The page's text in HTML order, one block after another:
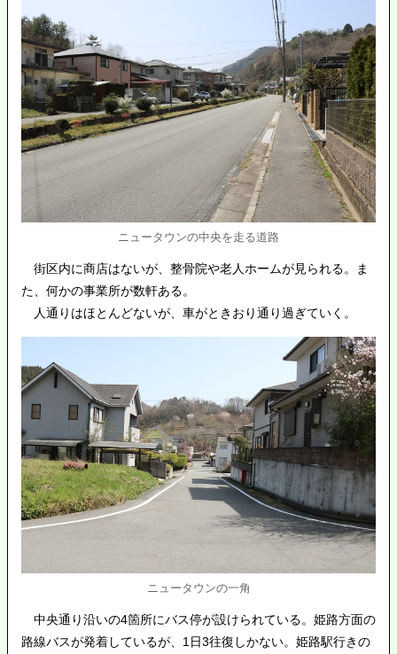
ニュータウンの中央を走る道路
街区内に商店はないが、整骨院や老人ホームが見られる。ま
た、何かの事業所が数軒ある。
人通りはほとんどないが、車がときおり通り過ぎていく。
ニュータウンの一角
中央通り沿いの4箇所にバス停が設けられている。姫路方面の
路線バスが発着しているが、1日3往復しかない。姫路駅行きの